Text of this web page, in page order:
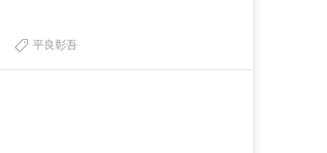
平良彰吾